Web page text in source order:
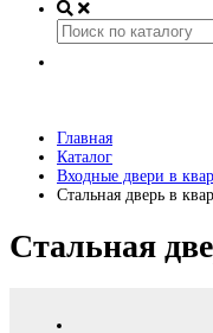
Главная
Каталог
Входные двери в
Стальная дверь в
Стальная